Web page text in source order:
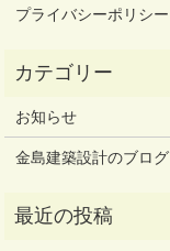
プライバシーポリシー
お知らせ
金島建築設計のブログ